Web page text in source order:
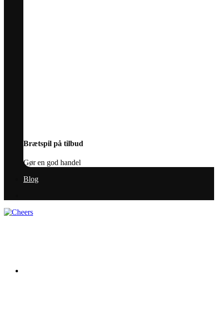
Brætspil på tilbud
Gør en god handel
Blog